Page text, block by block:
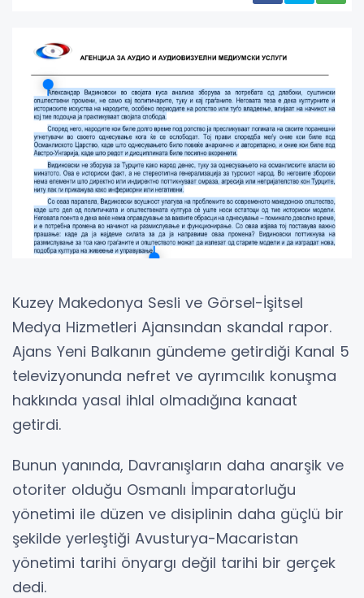
Kuzey Makedonya Sesli ve Görsel-İşitsel
Medya Hizmetleri Ajansından skandal rapor.
Ajans Yeni Balkanın gündeme getirdiği Kanal 5
televizyonunda nefret ve ayrımcılık konuşma
hakkında yasal ihlal olmadığına kanaat
getirdi.
Bunun yanında, Davranışların daha anarşik ve
otoriter olduğu Osmanlı İmparatorluğu
yönetimi ile düzen ve disiplinin daha güçlü bir
şekilde yerleştiği Avusturya-Macaristan
yönetimi tarihi önyargı değil tarihi bir gerçek
dedi.